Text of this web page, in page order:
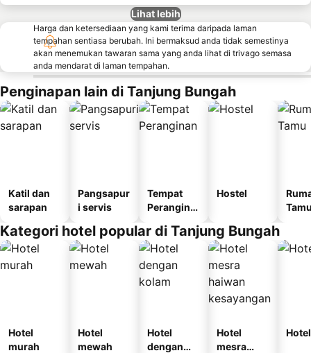
Lihat lebih
Harga dan ketersediaan yang kami terima daripada laman
tempahan sentiasa berubah. Ini bermaksud anda tidak semestinya
akan menemukan tawaran sama yang anda lihat di trivago semasa
anda mendarat di laman tempahan.
Penginapan lain di Tanjung Bungah
Katil dan
sarapan
Pangsapur
i servis
Tempat
Perangina
Hostel
Kategori hotel popular di Tanjung Bungah
Hotel
murah
Hotel
mewah
Hotel
dengan
Hotel
mesra